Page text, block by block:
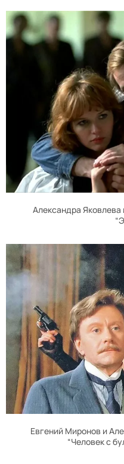
Александра
Евгений Миронов и
“Человек с